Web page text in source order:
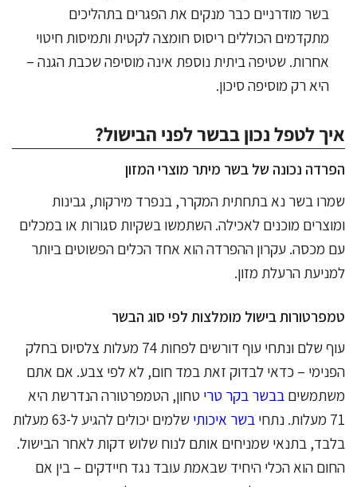
בשר מודרניים כבר מנקים את הפגרים בתהליכים
מתקדמים הכוללים ריסוס חומצה לקטית ותמיסות חיטוי
אחרות. שטיפה ביתית נוספת אינה מוסיפה שכבת הגנה –
היא רק מוסיפה סיכון.
איך לטפל נכון בבשר לפני הבישול?
הפרדה נכונה של בשר מיתר מוצרי המזון
שמרו בשר נא בתחתית המקרר, בנפרד מירקות, גבינות
ומוצרים מוכנים לאכילה. השתמשו בשקיות סגורות או במכלים
עם מכסה. עקרון ההפרדה הוא אחד הכלים הפשוטים ביותר
למניעת הרעלת מזון.
טמפרטורות בישול מומלצות לפי סוג הבשר
עוף שלם ונתחי עוף דורשים לפחות 74 מעלות צלסיוס בחלק
הפנימי – כדאי לבדוק זאת במד חום, לא לפי צבע. אם אתם
משתמשים בבשר בקר טרי טחון, הטמפרטורה הנדרשת היא
71 מעלות. נתחי
בשר איכותי
שלמים יכולים להגיע ל-63 מעלות
בלבד, בתנאי שמניחים אותם לנוח שלוש דקות לאחר הבישול.
החום הוא הכלי היחיד שבאמת עובד נגד חיידקים – בין אם